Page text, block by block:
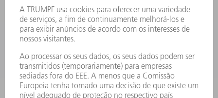
FICHAS DE DADOS DE SEGURANÇA
PRODUTOS
MÁQUINAS & SISTEMAS
LASER
FERRAMENTAS ELÉTRICAS
SMART FACTORY
SOFTWARE
SERVIÇOS
APLICAÇÕES